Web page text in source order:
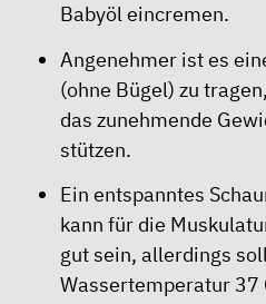
Babyöl eincremen.
Angenehmer ist es
(ohne Bügel) zu
das zunehmende
stützen.
Ein entspanntes
kann für die
gut sein, allerdings
Wassertemperatur 37